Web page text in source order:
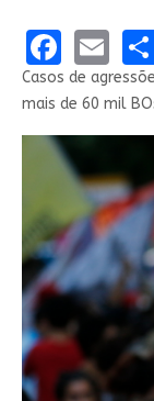
Casos de
mais de 60 mil